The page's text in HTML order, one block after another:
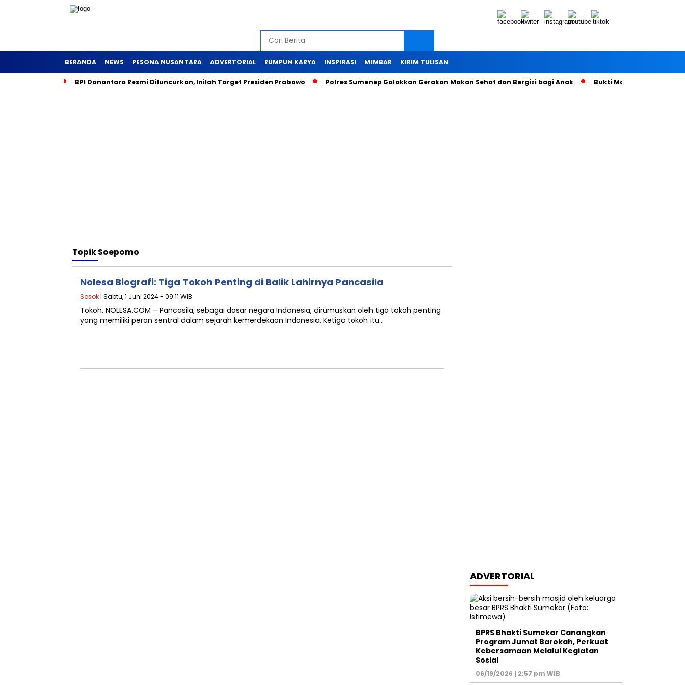
BERANDA NEWS PESONA NUSANTARA ADVERTORIAL RUMPUN KARYA INSPIRASI MIMBAR KIRIM TULISAN
BPI Danantara Resmi Diluncurkan, Inilah Target Presiden Prabowo Polres Sumenep Galakkan Gerakan Makan Sehat dan Bergizi bagi Anak Bukti Manfaat Call Center
TopikSoepomo
Nolesa Biografi: Tiga Tokoh Penting di Balik Lahirnya Pancasila
Sosok | Sabtu, 1 Juni 2024 - 09:11 WIB
Tokoh, NOLESA.COM – Pancasila, sebagai dasar negara Indonesia, dirumuskan oleh tiga tokoh penting
yang memiliki peran sentral dalam sejarah kemerdekaan Indonesia. Ketiga tokoh itu…
ADVERTORIAL
BPRS Bhakti Sumekar Canangkan
Program Jumat Barokah, Perkuat
Kebersamaan Melalui Kegiatan
Sosial
06/19/2026 | 2:57 pm WIB